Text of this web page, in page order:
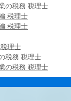
の税務 税理士
税理士
税理士
理士
税務 税理士
の税務 税理士